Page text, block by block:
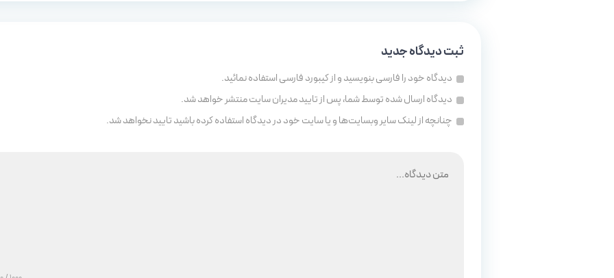
ثبت دیدگاه جدید
دیدگاه خود را فارسی بنویسید و از کیبورد فارسی استفاده نمائید.
دیدگاه ارسال شده توسط شما، پس از تایید مدیران سایت منتشر خواهد شد.
چنانچه از لینک سایر وبسایت‌ها و یا سایت خود در دیدگاه استفاده کرده باشید تایید نخواهد شد.